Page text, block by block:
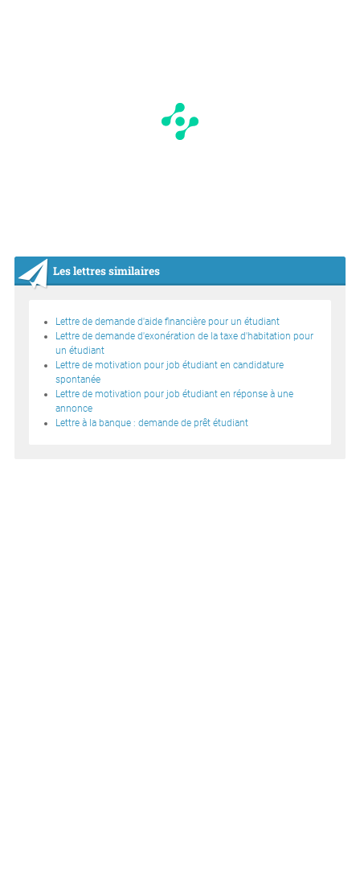
Les lettres similaires
Lettre de demande d'aide financière pour un étudiant
Lettre de demande d'exonération de la taxe d'habitation pour
un étudiant
Lettre de motivation pour job étudiant en candidature
spontanée
Lettre de motivation pour job étudiant en réponse à une
annonce
Lettre à la banque : demande de prêt étudiant